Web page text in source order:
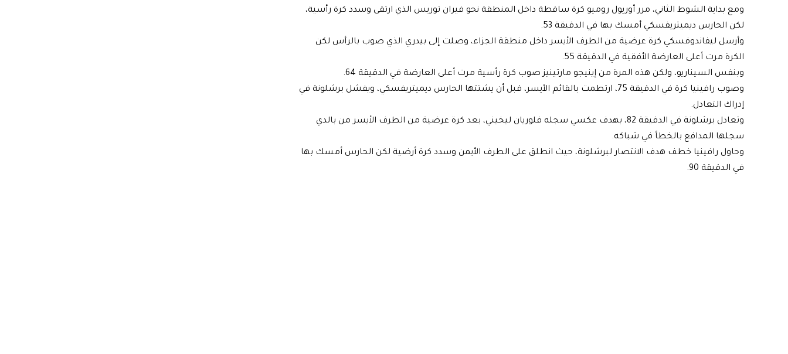
ومع بداية الشوط الثاني، مرر أوريول روميو كرة ساقطة داخل المنطقة نحو فيران توريس الذي ارتقى وسدد كرة رأسية،
لكن الحارس ديميتريفسكي أمسك بها في الدقيقة 53.
وأرسل ليفاندوفسكي كرة عرضية من الطرف الأيسر داخل منطقة الجزاء، وصلت إلى بيدري الذي صوب بالرأس لكن
الكرة مرت أعلى العارضة الأفقية في الدقيقة 55.
وبنفس السيناريو، ولكن هذه المرة من إينيجو مارتينيز صوب كرة رأسية مرت أعلى العارضة في الدقيقة 64.
وصوب رافينيا كرة في الدقيقة 75، ارتطمت بالقائم الأيسر، قبل أن يشتتها الحارس ديميتريفسكي، ويفشل برشلونة في
إدراك التعادل.
وتعادل برشلونة في الدقيقة 82، بهدف عكسي سجله فلوريان ليخيني، بعد كرة عرضية من الطرف الأيسر من بالدي
سجلها المدافع بالخطأ في شباكه.
وحاول رافينيا خطف هدف الانتصار لبرشلونة، حيث انطلق على الطرف الأيمن وسدد كرة أرضية لكن الحارس أمسك بها
في الدقيقة 90.